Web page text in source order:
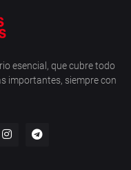
esencial, que cubre todo
importantes, siempre con